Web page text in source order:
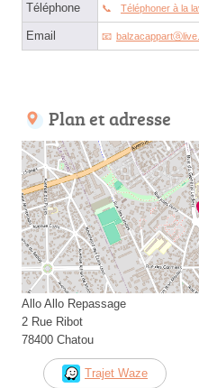
Téléphone Téléphoner à la
Email
Plan et adresse
Allo Allo Repassage
2 Rue Ribot
78400 Chatou
Trajet Waze